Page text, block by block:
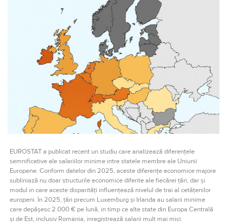
EUROSTAT a publicat recent un studiu care analizează diferențele
semnificative ale salariilor minime între statele membre ale Uniunii
Europene. Conform datelor din 2025, aceste diferențe economice majore
subliniază nu doar structurile economice diferite ale fiecărei țări, dar și
modul în care aceste disparități influențează nivelul de trai al cetățenilor
europeni. În 2025, țări precum Luxemburg și Irlanda au salarii minime
care depășesc 2.000 € pe lună, în timp ce alte state din Europa Centrală
și de Est, inclusiv România, înregistrează salarii mult mai mici.